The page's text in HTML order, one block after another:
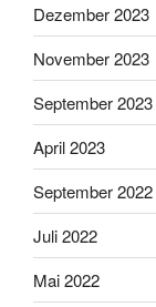
Dezember 2023
November 2023
September 2023
April 2023
September 2022
Juli 2022
Mai 2022